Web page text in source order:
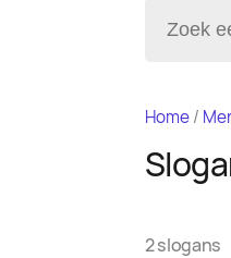
Home/
2 slogans